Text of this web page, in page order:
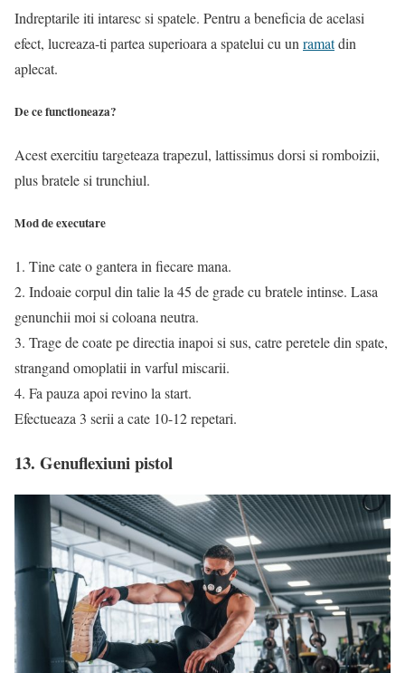
Indreptarile iti intaresc si spatele. Pentru a beneficia de acelasi
efect, lucreaza-ti partea superioara a spatelui cu un ramatdin
aplecat.
De ce functioneaza?
Acest exercitiu targeteaza trapezul, lattissimus dorsi si romboizii,
plus bratele si trunchiul.
Mod de executare
1. Tine cate o gantera in fiecare mana.
2. Indoaie corpul din talie la 45 de grade cu bratele intinse. Lasa
genunchii moi si coloana neutra.
3. Trage de coate pe directia inapoi si sus, catre peretele din spate,
strangand omoplatii in varful miscarii.
4. Fa pauza apoi revino la start.
Efectueaza 3 serii a cate 10-12 repetari.
13. Genuflexiuni pistol